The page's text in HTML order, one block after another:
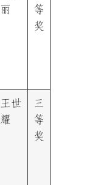
丽
等
奖
王世
耀
三
等
奖